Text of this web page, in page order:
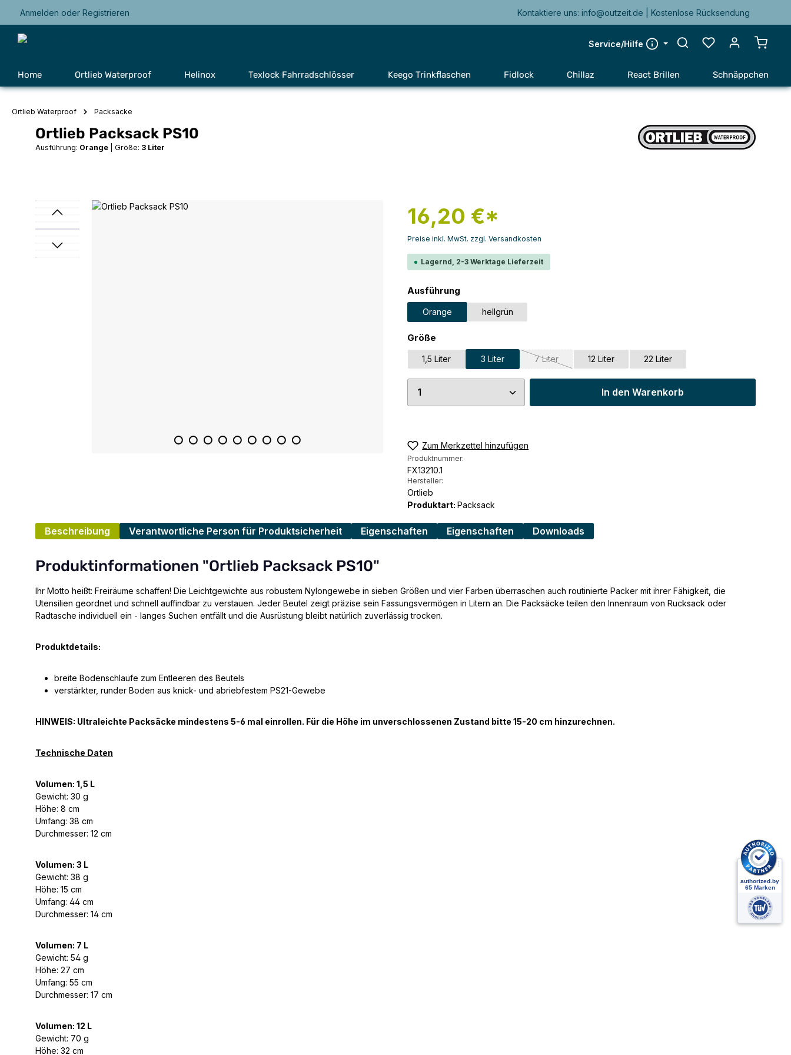
Hauptnavigation springen
Anmelden oder Registrieren Kontaktiere uns: info@outzeit.de | Kostenlose Rücksendung
Service/Hilfe
Home Ortlieb Waterproof Helinox Texlock Fahrradschlösser Keego Trinkflaschen Fidlock Chillaz React Brillen Schnäppchen
Ortlieb Waterproof Packsäcke
Ortlieb Packsack PS10
Ausführung: Orange Größe: 3 Liter
Bildergalerie überspringen 16,20 €*
Preise inkl. MwSt. zzgl. Versandkosten
Lagernd, 2-3 Werktage Lieferzeit
Ausführung
Orange hellgrün
Größe
1,5 Liter 3 Liter 7 Liter
(Diese Option ist zurzeit nicht verfügbar.)
12 Liter 22 Liter
Produkt Anzahl: Gib den gewünschten Wert ein oder
In den Warenkorb
Zum Merkzettel hinzufügen
Produktnummer:
FX13210.1
Hersteller:
Ortlieb
Produktart: Packsack
Beschreibung Verantwortliche Person für Produktsicherheit Eigenschaften Eigenschaften Downloads
Produktinformationen "Ortlieb Packsack PS10"
Ihr Motto heißt: Freiräume schaffen! Die Leichtgewichte aus robustem Nylongewebe in sieben Größen und vier Farben überraschen auch routinierte Packer mit ihrer Fähigkeit, die
Utensilien geordnet und schnell auffindbar zu verstauen. Jeder Beutel zeigt präzise sein Fassungsvermögen in Litern an. Die Packsäcke teilen den Innenraum von Rucksack oder
Radtasche individuell ein - langes Suchen entfällt und die Ausrüstung bleibt natürlich zuverlässig trocken.
Produktdetails:
breite Bodenschlaufe zum Entleeren des Beutels
verstärkter, runder Boden aus knick- und abriebfestem PS21-Gewebe
HINWEIS: Ultraleichte Packsäcke mindestens 5-6 mal einrollen. Für die Höhe im unverschlossenen Zustand bitte 15-20 cm hinzurechnen.
Technische Daten
Volumen: 1,5 L
Gewicht: 30 g
Höhe: 8 cm
Umfang: 38 cm
Durchmesser: 12 cm
Volumen: 3 L
Gewicht: 38 g
Höhe: 15 cm
Umfang: 44 cm
Durchmesser: 14 cm
Volumen: 7 L
Gewicht: 54 g
Höhe: 27 cm
Umfang: 55 cm
Durchmesser: 17 cm
Volumen: 12 L
Gewicht: 70 g
Höhe: 32 cm